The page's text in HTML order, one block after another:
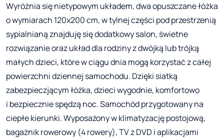
Wyróżnia się nietypowym układem, dwa opuszczane łóżka
o wymiarach 120x200 cm, w tylnej części pod przestrzenią
sypialnianą znajduję się dodatkowy salon, świetne
rozwiązanie oraz układ dla rodziny z dwójką lub trójką
małych dzieci, które w ciągu dnia mogą korzystać z całej
powierzchni dziennej samochodu. Dzięki siatką
zabezpieczjącym łóżka, dzieci wygodnie, komfortowo
i bezpiecznie spędzą noc. Samochód przygotowany na
ciepłe kierunki. Wyposażony w klimatyzację postojową,
bagażnik rowerowy (4 rowery), TV z DVD i aplikacjami